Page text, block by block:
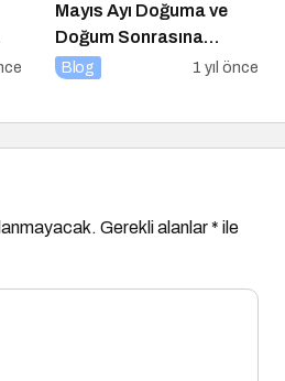
Mayıs Ayı Doğuma ve
Doğum Sonrasına
Hazırlık Atölyesi
Blog 1 yıl önce
Gerekli alanlar* ile